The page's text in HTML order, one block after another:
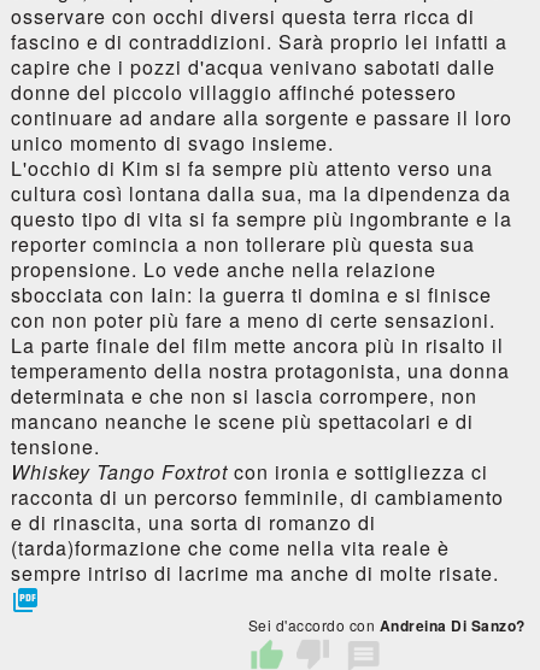
osservare con occhi diversi questa terra ricca di
fascino e di contraddizioni. Sarà proprio lei infatti a
capire che i pozzi d'acqua venivano sabotati dalle
donne del piccolo villaggio affinché potessero
continuare ad andare alla sorgente e passare il loro
unico momento di svago insieme.
L'occhio di Kim si fa sempre più attento verso una
cultura così lontana dalla sua, ma la dipendenza da
questo tipo di vita si fa sempre più ingombrante e la
reporter comincia a non tollerare più questa sua
propensione. Lo vede anche nella relazione
sbocciata con Iain: la guerra ti domina e si finisce
con non poter più fare a meno di certe sensazioni.
La parte finale del film mette ancora più in risalto il
temperamento della nostra protagonista, una donna
determinata e che non si lascia corrompere, non
mancano neanche le scene più spettacolari e di
tensione.
Whiskey Tango Foxtrotcon ironia e sottigliezza ci
racconta di un percorso femminile, di cambiamento
e di rinascita, una sorta di romanzo di
(tarda)formazione che come nella vita reale è
sempre intriso di lacrime ma anche di molte risate.

Sei d'accordo con Andreina Di Sanzo?